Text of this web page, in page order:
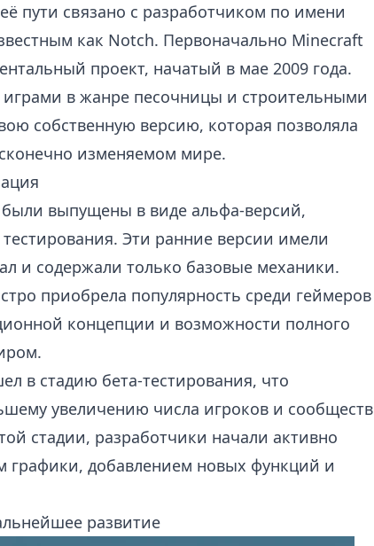
пути связано с разработчиком по имени
как Notch. Первоначально Minecraft
проект, начатый в мае 2009 года.
в жанре песочницы и строительными
собственную версию, которая позволяла
изменяемом мире.
выпущены в виде альфа-версий,
Эти ранние версии имели
и содержали только базовые механики.
приобрела популярность среди геймеров
концепции и возможности полного
в стадию бета-тестирования, что
увеличению числа игроков и сообществ
стадии, разработчики начали активно
графики, добавлением новых функций и
развитие